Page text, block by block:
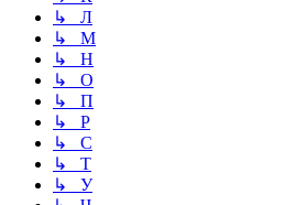
↳ Л
↳ М
↳ Н
↳ О
↳ П
↳ Р
↳ С
↳ Т
↳ У